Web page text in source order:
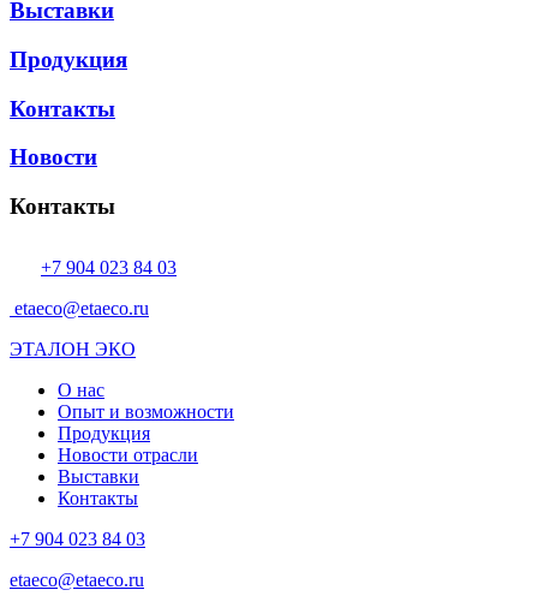
Выставки
Продукция
Контакты
Новости
Контакты
+7 904 023 84 03
etaeco@etaeco.ru
ЭТАЛОН ЭКО
О нас
Опыт и возможности
Продукция
Новости отрасли
Выставки
Контакты
+7 904 023 84 03
etaeco@etaeco.ru